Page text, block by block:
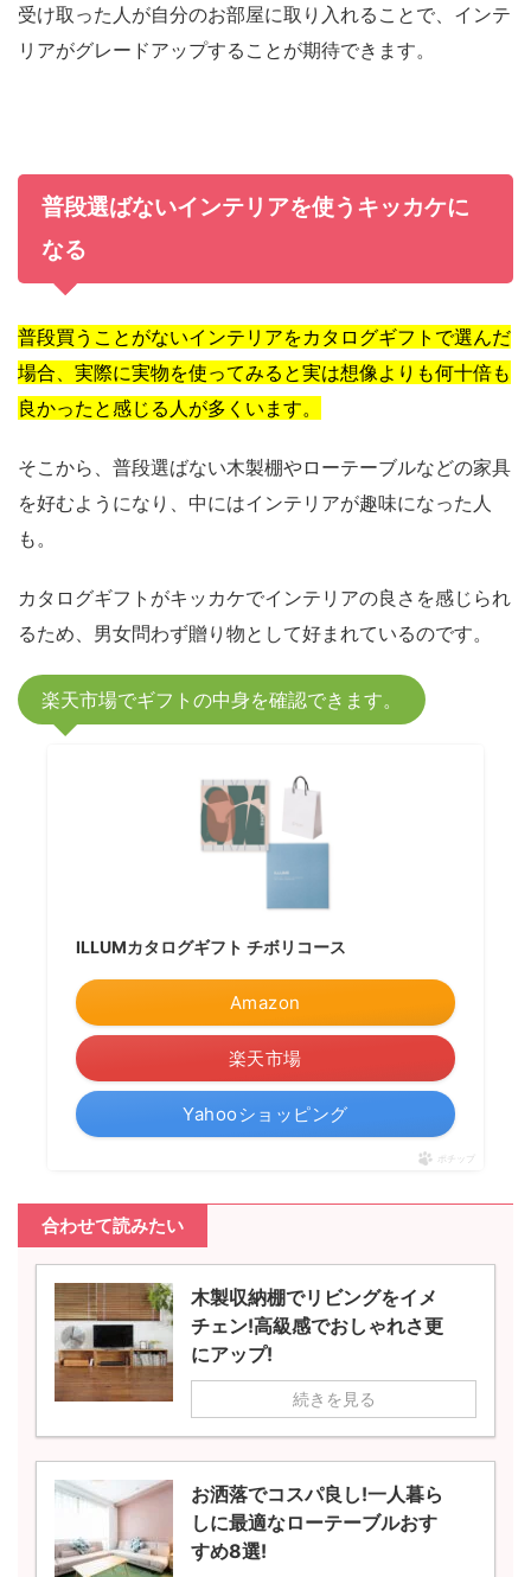
受け取った人が自分のお部屋に取り入れることで、インテ
リアがグレードアップすることが期待できます。
普段選ばないインテリアを使うキッカケに
なる
普段買うことがないインテリアをカタログギフトで選んだ
場合、実際に実物を使ってみると実は想像よりも何十倍も
良かったと感じる人が多くいます。
そこから、普段選ばない木製棚やローテーブルなどの家具
を好むようになり、中にはインテリアが趣味になった人
も。
カタログギフトがキッカケでインテリアの良さを感じられ
るため、男女問わず贈り物として好まれているのです。
楽天市場でギフトの中身を確認できます。
ILLUMカタログギフト チボリコース
Amazon
楽天市場
Yahooショッピング
ポチップ
合わせて読みたい
木製収納棚でリビングをイメ
チェン!高級感でおしゃれさ更
にアップ!
続きを見る
お洒落でコスパ良し!一人暮ら
しに最適なローテーブルおす
すめ8選!